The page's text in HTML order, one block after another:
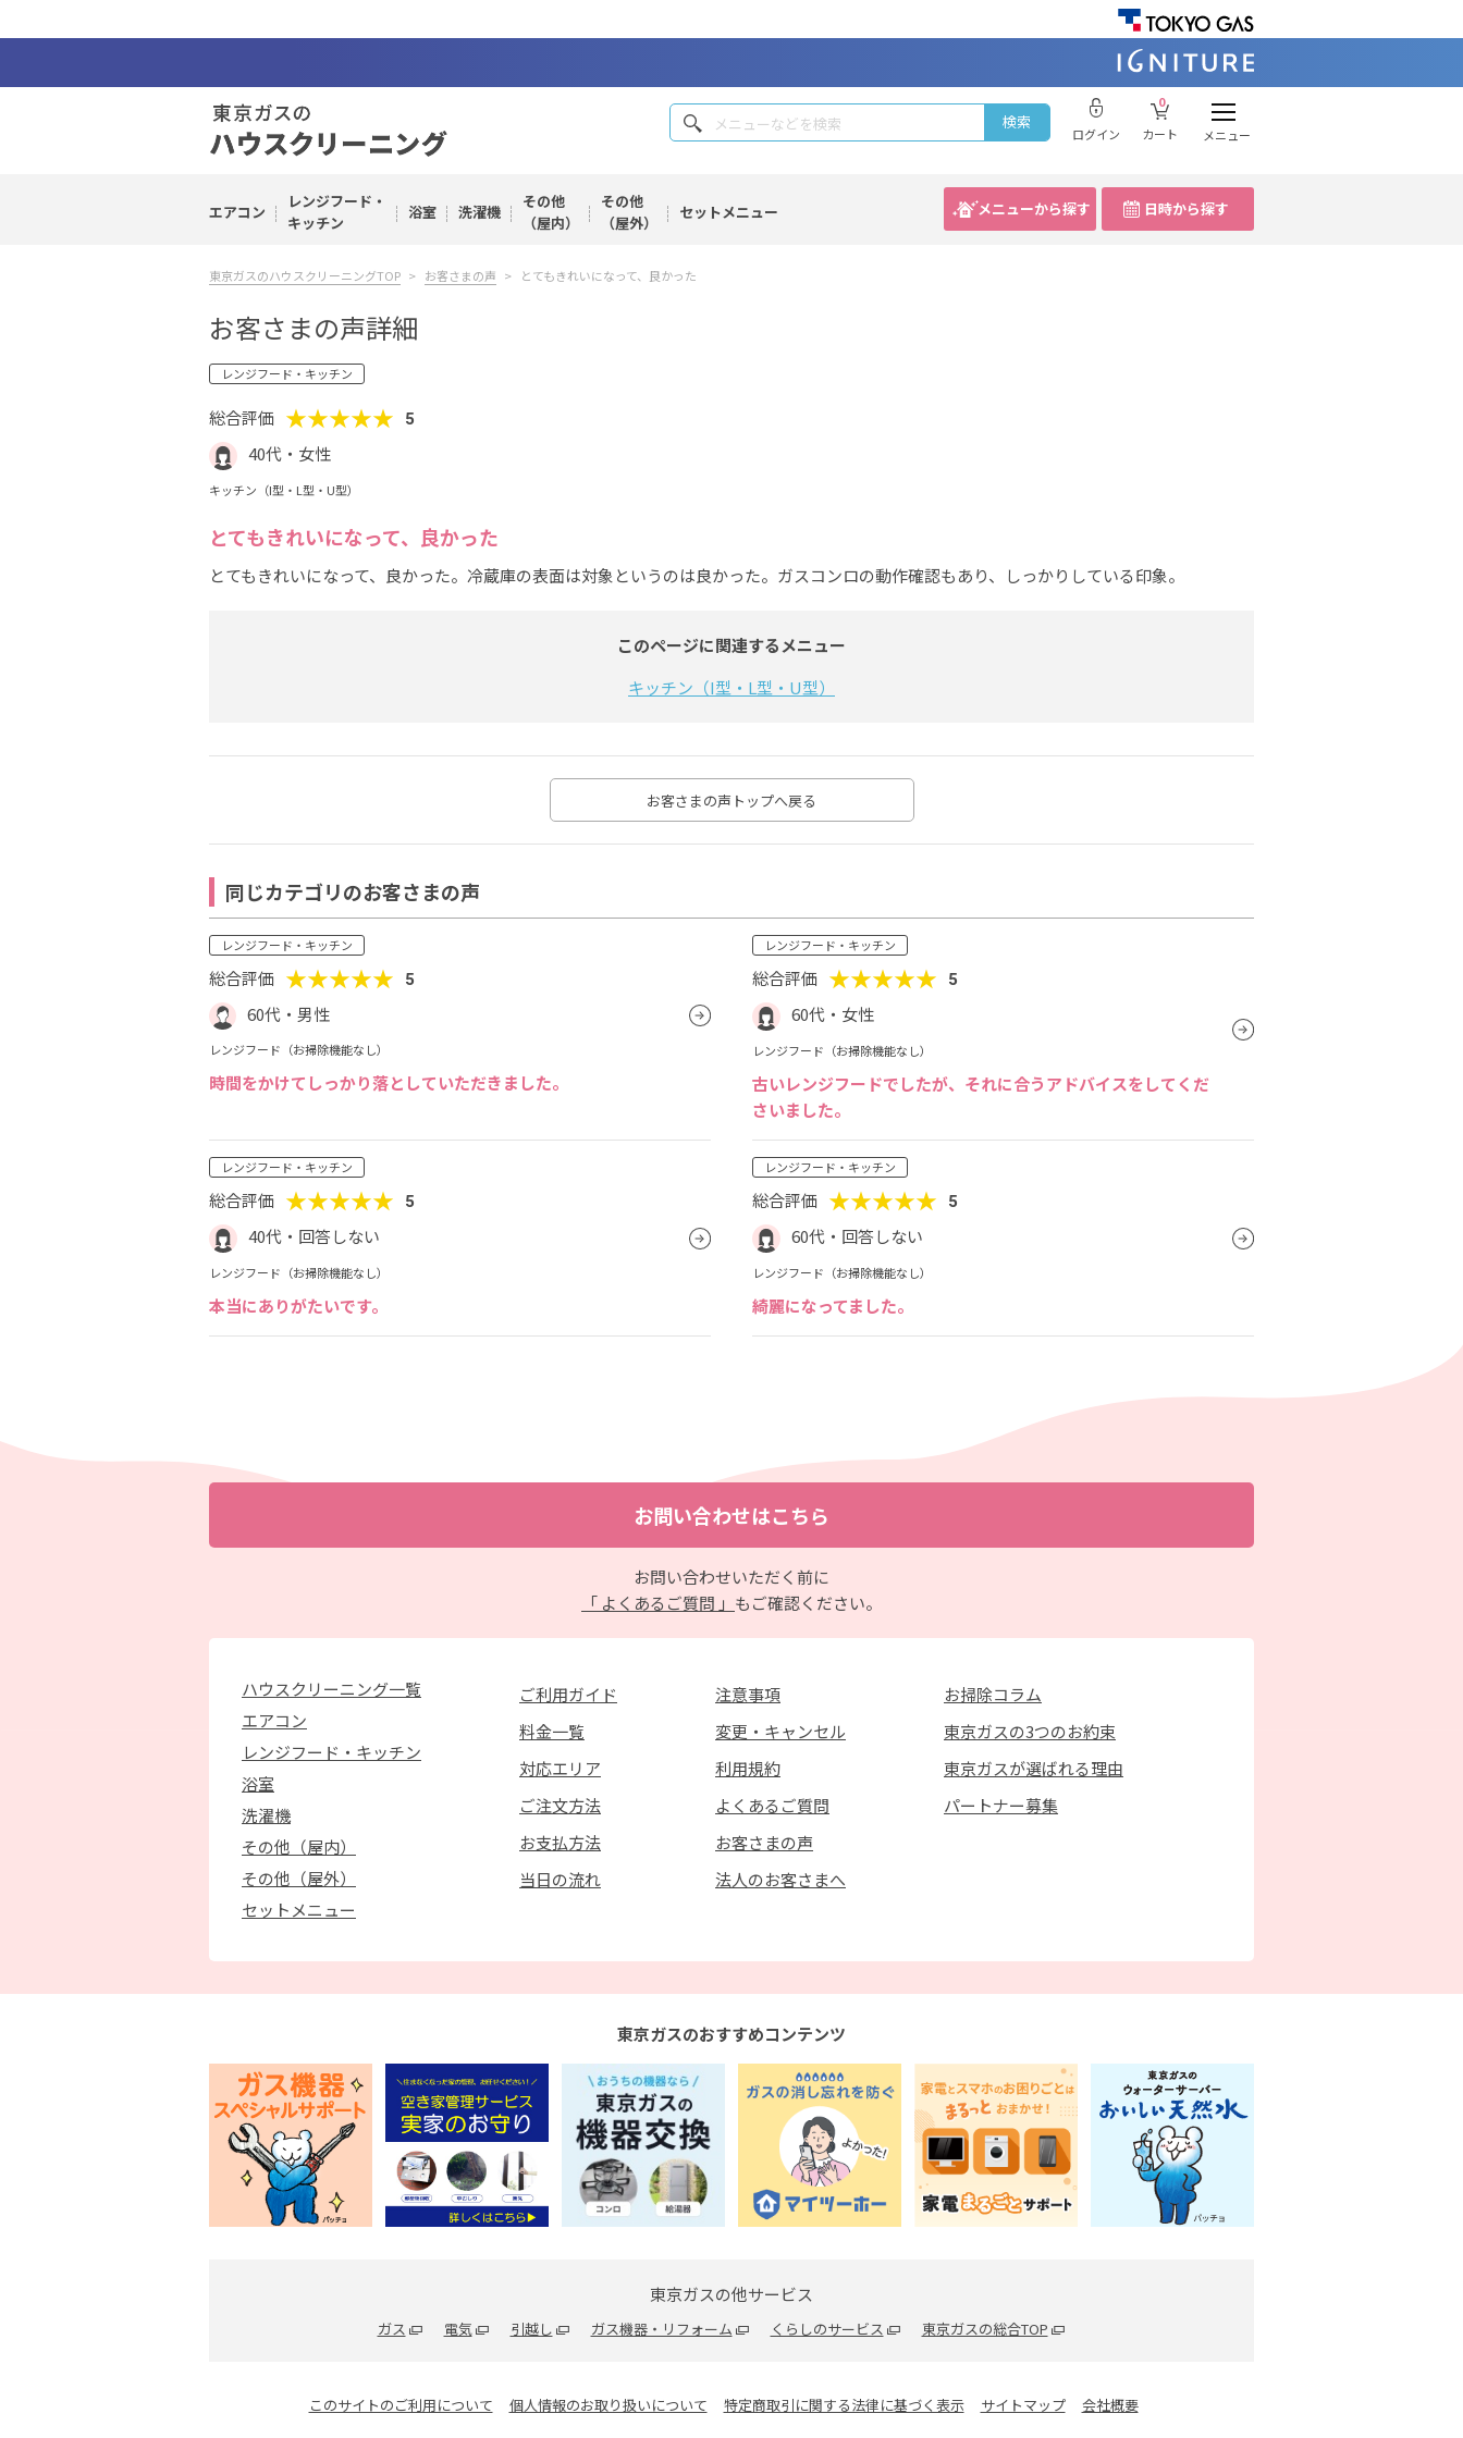
ログイン
0
カート
メニュー
エアコン
レンジフード・
キッチン
浴室 洗濯機
その他
（屋内）
その他
（屋外）
セットメニュー メニューから探す 日時から探す
東京ガスのハウスクリーニングTOP お客さまの声 とてもきれいになって、良かった
お客さまの声詳細
レンジフード・キッチン
総合評価 ★★★★★ 5
40代・女性
キッチン（I型・L型・U型）
とてもきれいになって、良かった
とてもきれいになって、良かった。冷蔵庫の表面は対象というのは良かった。ガスコンロの動作確認もあり、しっかりしている印象。
このページに関連するメニュー
キッチン（I型・L型・U型）
お客さまの声トップへ戻る
同じカテゴリのお客さまの声
レンジフード・キッチン
総合評価 ★★★★★ 5
60代・男性
レンジフード（お掃除機能なし）
時間をかけてしっかり落としていただきました。
レンジフード・キッチン
総合評価 ★★★★★ 5
60代・女性
レンジフード（お掃除機能なし）
古いレンジフードでしたが、それに合うアドバイスをしてくだ
さいました。
レンジフード・キッチン
総合評価 ★★★★★ 5
40代・回答しない
レンジフード（お掃除機能なし）
本当にありがたいです。
レンジフード・キッチン
総合評価 ★★★★★ 5
60代・回答しない
レンジフード（お掃除機能なし）
綺麗になってました。
お問い合わせはこちら
お問い合わせいただく前に
「 よくあるご質問 」 もご確認ください。
ハウスクリーニング一覧
エアコン
レンジフード・キッチン
浴室
洗濯機
その他（屋内）
その他（屋外）
セットメニュー
ご利用ガイド
料金一覧
対応エリア
ご注文方法
お支払方法
当日の流れ
注意事項
変更・キャンセル
利用規約
よくあるご質問
お客さまの声
法人のお客さまへ
お掃除コラム
東京ガスの3つのお約束
東京ガスが選ばれる理由
パートナー募集
東京ガスのおすすめコンテンツ
東京ガスの他サービス
ガス 電気 引越し ガス機器・リフォーム くらしのサービス 東京ガスの総合TOP
このサイトのご利用について 個人情報のお取り扱いについて 特定商取引に関する法律に基づく表示 サイトマップ 会社概要